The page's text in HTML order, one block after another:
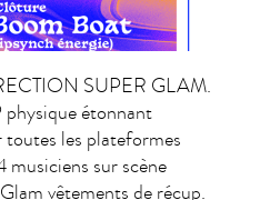
SUPER GLAM.
étonnant
les plateformes
musiciens sur scène
vêtements de récup.